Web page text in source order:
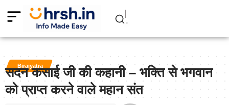
Birajyatra
सदन कसाई जी की कहानी – भक्ति से भगवान
को प्राप्त करने वाले महान संत